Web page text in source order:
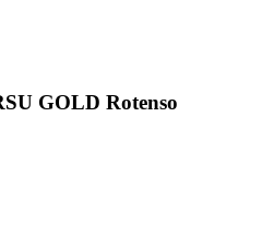
GOLD Rotenso